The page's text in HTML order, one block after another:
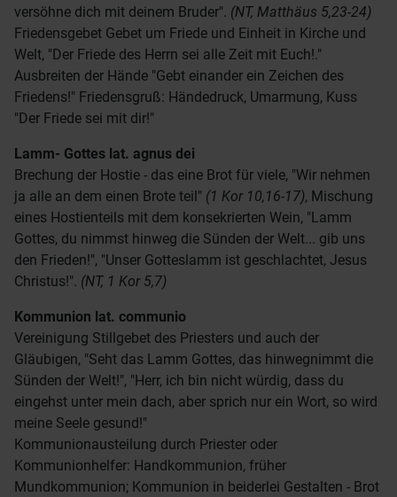
versöhne dich mit deinem Bruder". (NT, Matthäus 5,23-24)
Friedensgebet Gebet um Friede und Einheit in Kirche und
Welt, "Der Friede des Herrn sei alle Zeit mit Euch!."
Ausbreiten der Hände "Gebt einander ein Zeichen des
Friedens!" Friedensgruß: Händedruck, Umarmung, Kuss
"Der Friede sei mit dir!"
Lamm- Gottes lat. agnus dei
Brechung der Hostie - das eine Brot für viele, "Wir nehmen
ja alle an dem einen Brote teil" (1 Kor 10,16-17), Mischung
eines Hostienteils mit dem konsekrierten Wein, "Lamm
Gottes, du nimmst hinweg die Sünden der Welt... gib uns
den Frieden!", "Unser Gotteslamm ist geschlachtet, Jesus
Christus!". (NT, 1 Kor 5,7)
Kommunion lat. communio
Vereinigung Stillgebet des Priesters und auch der
Gläubigen, "Seht das Lamm Gottes, das hinwegnimmt die
Sünden der Welt!", "Herr, ich bin nicht würdig, dass du
eingehst unter mein dach, aber sprich nur ein Wort, so wird
meine Seele gesund!"
Kommunionausteilung durch Priester oder
Kommunionhelfer: Handkommunion, früher
Mundkommunion; Kommunion in beiderlei Gestalten - Brot